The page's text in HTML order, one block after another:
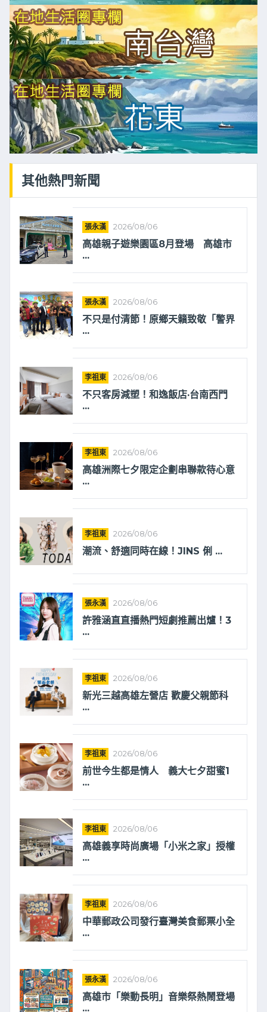
其他熱門新聞
張永漢 2026/08/06
高雄親子遊樂園區8月登場 高雄市
...
張永漢 2026/08/06
不只是付清節！原鄉天籟致敬「警界
...
李祖東 2026/08/06
不只客房減塑！和逸飯店·台南西門
...
李祖東 2026/08/06
高雄洲際七夕限定企劃串聯款待心意
...
李祖東 2026/08/06
潮流、舒適同時在線！JINS 俐 ...
張永漢 2026/08/06
許雅涵直直播熱門短劇推薦出爐！3
...
李祖東 2026/08/06
新光三越高雄左營店 歡慶父親節科
...
李祖東 2026/08/06
前世今生都是情人 義大七夕甜蜜1
...
李祖東 2026/08/06
高雄義享時尚廣場「小米之家」授權
...
李祖東 2026/08/06
中華郵政公司發行臺灣美食郵票小全
...
張永漢 2026/08/06
高雄市「樂動長明」音樂祭熱鬧登場
...